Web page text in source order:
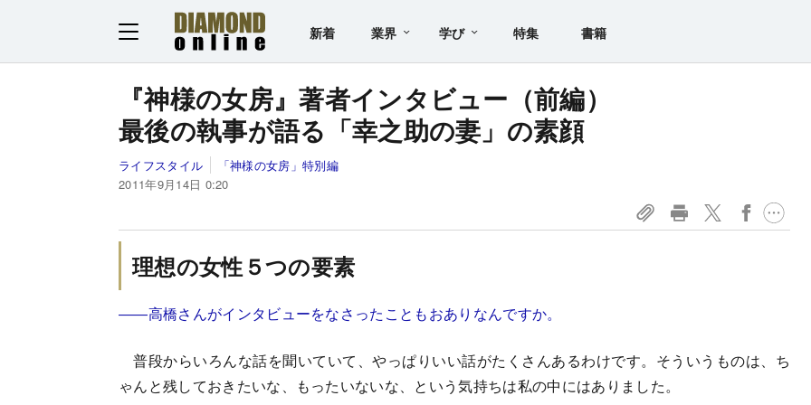
新着 業界 学び 特集 書籍
『神様の女房』著者インタビュー（前編）
最後の執事が語る「幸之助の妻」の素顔
ライフスタイル
「神様の女房」特別編
2011年9月14日 0:20
理想の女性５つの要素
――高橋さんがインタビューをなさったこともおありなんですか。
普段からいろんな話を聞いていて、やっぱりいい話がたくさんあるわけです。そういうものは、ち
ゃんと残しておきたいな、もったいないな、という気持ちは私の中にはありました。